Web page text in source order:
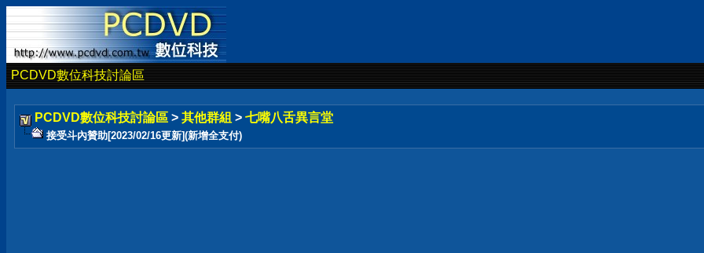
PCDVD數位科技討論區
PCDVD數位科技討論區 > 其他群組 > 七嘴八舌異言堂
接受斗內贊助[2023/02/16更新](新增全支付)